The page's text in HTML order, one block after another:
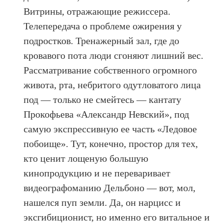
Витрины, отражающие режиссера.
Телепередача о проблеме ожирения у
подростков. Тренажерный зал, где до
кровавого пота люди сгоняют лишний вес.
Рассматривание собственного огромного
живота, рта, небритого одутловатого лица
под — только не смейтесь — кантату
Прокофьева «Александр Невский», под
самую экспрессивную ее часть «Ледовое
побоище». Тут, конечно, простор для тех,
кто ценит лощеную большую
кинопродукцию и не переваривает
видеографоманию Дельбоно — вот, мол,
нашелся пуп земли. Да, он нарцисс и
эксгибиционист, но именно его витальное и